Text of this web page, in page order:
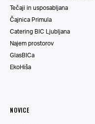
Tečaji in usposabljana
Čajnica Primula
Catering BIC Ljubljana
Najem prostorov
GlasBICa
EkoHiša
NOVICE